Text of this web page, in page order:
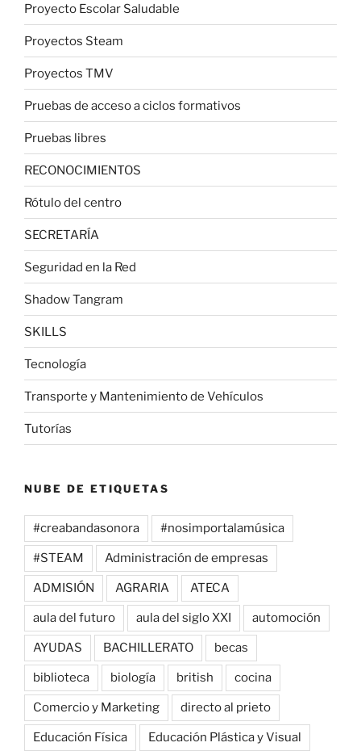
Proyecto Escolar Saludable
Proyectos Steam
Proyectos TMV
Pruebas de acceso a ciclos formativos
Pruebas libres
RECONOCIMIENTOS
Rótulo del centro
SECRETARÍA
Seguridad en la Red
Shadow Tangram
SKILLS
Tecnología
Transporte y Mantenimiento de Vehículos
Tutorías
NUBE DE ETIQUETAS
#creabandasonora #nosimportalamúsica
#STEAM Administración de empresas
ADMISIÓN AGRARIA ATECA
aula del futuro aula del siglo XXI automoción
AYUDAS BACHILLERATO becas
biblioteca biología british cocina
Comercio y Marketing directo al prieto
Educación Física Educación Plástica y Visual